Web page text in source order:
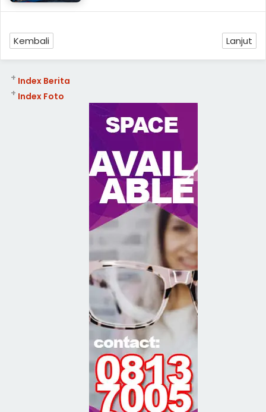
Kembali Lanjut
Index Berita
+
Index Foto
+